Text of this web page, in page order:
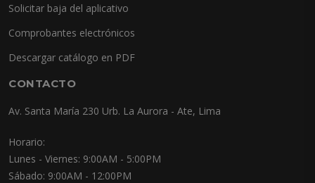
Solicitar baja del aplicativo
Comprobantes electrónicos
Descargar catálogo en PDF
CONTACTO
Av. Santa María 230 Urb. La Aurora - Ate, Lima
Horario:
Lunes - Viernes: 9:00AM - 5:00PM
Sábado: 9:00AM - 12:00PM